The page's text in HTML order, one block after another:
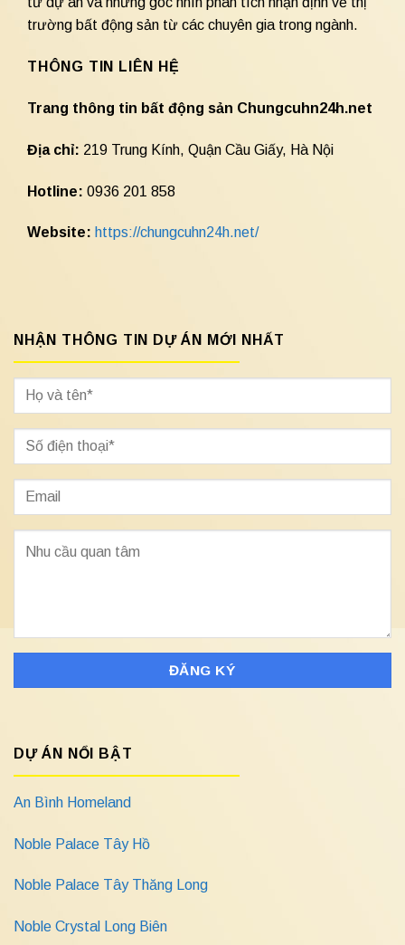
trường bất động sản từ các chuyên gia trong ngành.
THÔNG TIN LIÊN HỆ
Trang thông tin bất động sản Chungcuhn24h.net
Địa chỉ: 219 Trung Kính, Quận Cầu Giấy, Hà Nội
Hotline: 0936 201 858
Website: https://chungcuhn24h.net/
NHẬN THÔNG TIN DỰ ÁN MỚI NHẤT
DỰ ÁN NỔI BẬT
An Bình Homeland
Noble Palace Tây Hồ
Noble Palace Tây Thăng Long
Noble Crystal Long Biên